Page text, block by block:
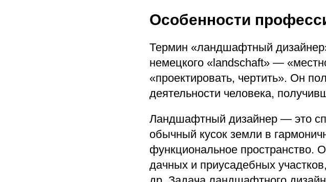
Особенности
Термин «ландшафтный
немецкого «landschaft» —
«проектировать, чертить». Он
деятельности человека,
Ландшафтный дизайнер — это
обычный кусок земли в
функциональное пространство.
дачных и приусадебных